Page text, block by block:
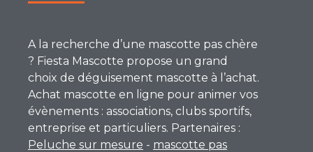
A la recherche d’une mascotte pas chère
? Fiesta Mascotte propose un grand
choix de déguisement mascotte à l’achat.
Achat mascotte en ligne pour animer vos
évènements : associations, clubs sportifs,
entreprise et particuliers. Partenaires :
Peluche sur mesure - mascotte pas